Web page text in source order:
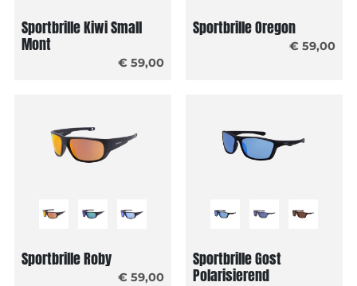
Sportbrille Kiwi Small
Mont
€ 59,00
Sportbrille Oregon
€ 59,00
Sportbrille Roby
€ 59,00
Sportbrille Gost
Polarisierend